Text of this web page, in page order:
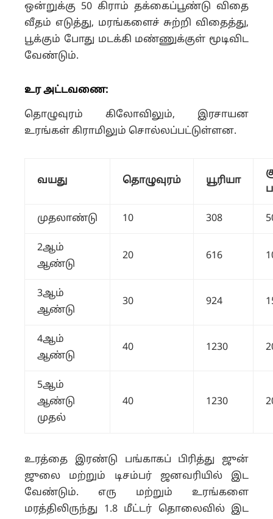
ஒன்றுக்கு 50 கிராம் தக்கைப்பூண்டு விதை
வீதம் எடுத்து, மரங்களைச் சுற்றி விதைத்து,
பூக்கும் போது மடக்கி மண்ணுக்குள் மூடிவிட
வேண்டும்.
உர அட்டவணை:
தொழுவுரம் கிலோவிலும், இரசாயன
உரங்கள் கிராமிலும் சொல்லப்பட்டுள்ளன.
வயது தொழுவுரம் யூரியா
முதலாண்டு 10 308
2ஆம்
ஆண்டு
20 616
3ஆம்
ஆண்டு
30 924
4ஆம்
ஆண்டு
40 1230
5ஆம்
ஆண்டு
முதல்
40 1230
உரத்தை இரண்டு பங்காகப் பிரித்து ஜுன்
ஜுலை மற்றும் டிசம்பர் ஜனவரியில் இட
வேண்டும். எரு மற்றும் உரங்களை
மரத்திலிருந்து 1.8 மீட்டர் தொலைவில் இட